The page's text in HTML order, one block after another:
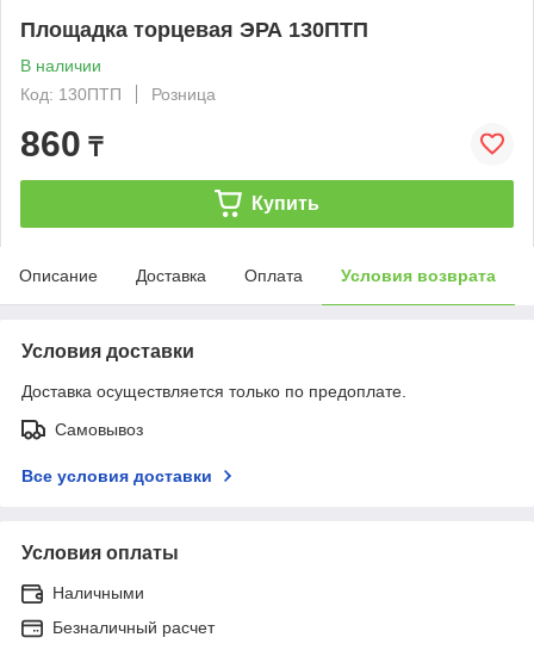
Площадка торцевая ЭРА 130ПТП
В наличии
Код: 130ПТП
Розница
860 ₸
Купить
Описание Доставка Оплата Условия возврата
Условия доставки
Доставка осуществляется только по предоплате.
Самовывоз
Все условия доставки
Условия оплаты
Наличными
Безналичный расчет